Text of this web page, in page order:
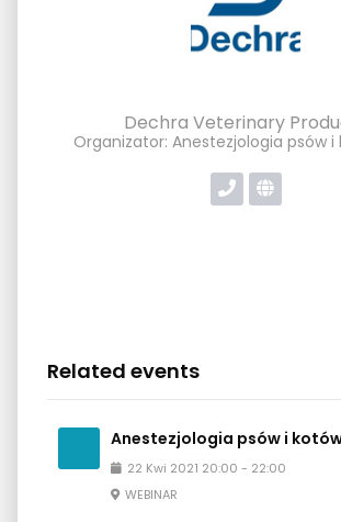
Dechra Veterinary
Organizator: Anestezjologia psów i
Related events
Anestezjologia psów i
22 Kwi 2021 20:00 - 22:00
WEBINAR